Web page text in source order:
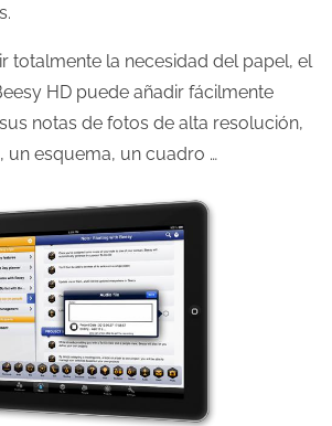
totalmente la necesidad del papel, el
HD puede añadir fácilmente
notas de fotos de alta resolución,
un esquema, un cuadro …